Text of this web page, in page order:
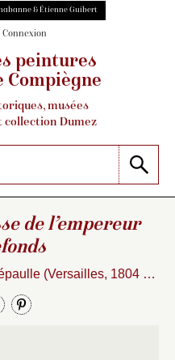
& Étienne Guibert
Connexion
peintures
Compiègne
musées
collection Dumez
de l’empereur
François Gabriel Guillaume Lépaulle (Versailles, 1804 – Aÿ, 1886)